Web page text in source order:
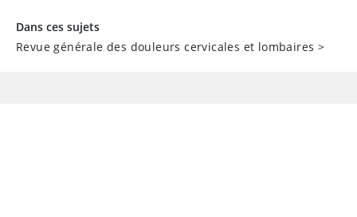
Dans ces sujets
Revue générale des douleurs cervicales et lombaires >